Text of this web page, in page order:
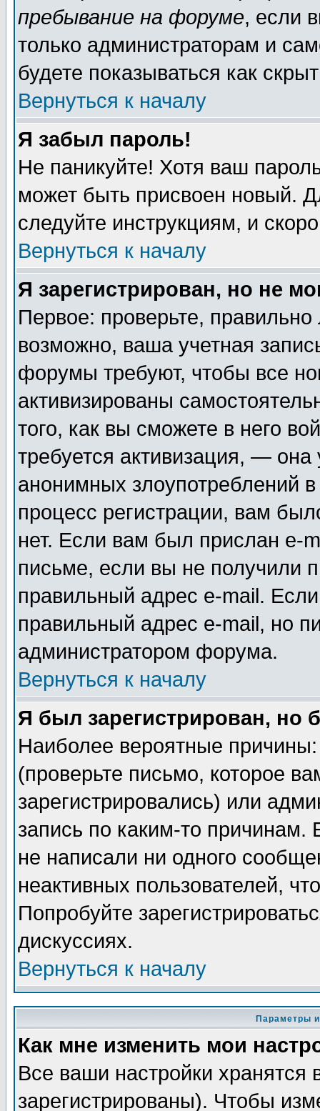
пребывание на форуме, если
только администраторам и
будете показываться как
Вернуться к началу
Я забыл пароль!
Не паникуйте! Хотя ваш
может быть присвоен новый.
следуйте инструкциям, и
Вернуться к началу
Я зарегистрирован, но не
Первое: проверьте,
возможно, ваша учетная
форумы требуют, чтобы все
активизированы
того, как вы сможете в него
требуется активизация, —
анонимных злоупотреблений
процесс регистрации, вам
нет. Если вам был прислан e-
письме, если вы не получили
правильный адрес e-mail.
правильный адрес e-mail, но
администратором форума.
Вернуться к началу
Я был зарегистрирован, но
Наиболее вероятные
(проверьте письмо, которое
зарегистрировались) или
запись по каким-то
не написали ни одного
неактивных пользователей,
Попробуйте
дискуссиях.
Вернуться к началу
Параметры
Как мне изменить мои
Все ваши настройки
зарегистрированы). Чтобы